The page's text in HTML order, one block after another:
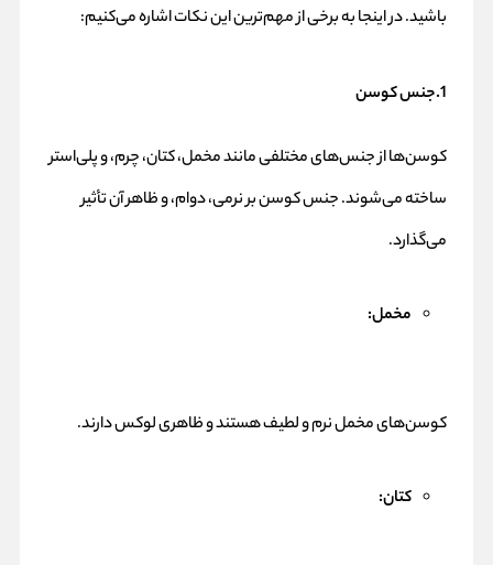
باشید. در اینجا به برخی از مهم‌ترین این نکات اشاره می‌کنیم:
1.جنس کوسن
کوسن‌ها از جنس‌های مختلفی مانند مخمل، کتان، چرم، و پلی‌استر
ساخته می‌شوند. جنس کوسن بر نرمی، دوام، و ظاهر آن تأثیر
می‌گذارد.
مخمل:
کوسن‌های مخمل نرم و لطیف هستند و ظاهری لوکس دارند.
کتان: